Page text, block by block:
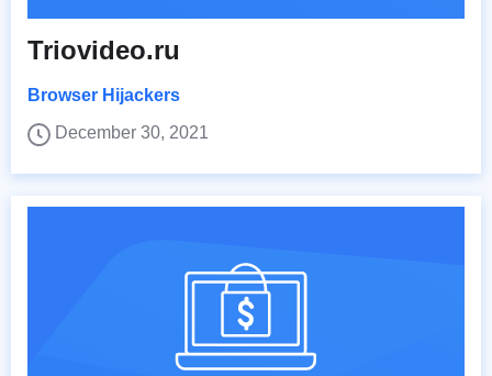
Triovideo.ru
Browser Hijackers
December 30, 2021